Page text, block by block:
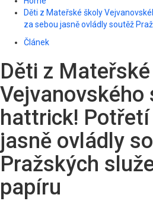
Děti z Mateřské školy
za sebou jasně ovládly soutěž
Článek
Děti z
Vejvanovského
hattrick! Potřetí
jasně ovládly
Pražských
papíru